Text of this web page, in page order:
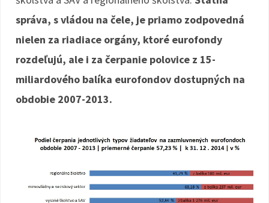
správa, s vládou na čele, je priamo zodpovedná
nielen za riadiace orgány, ktoré eurofondy
rozdeľujú, ale i za čerpanie polovice z 15-
miliardového balíka eurofondov dostupných na
obdobie 2007-2013.